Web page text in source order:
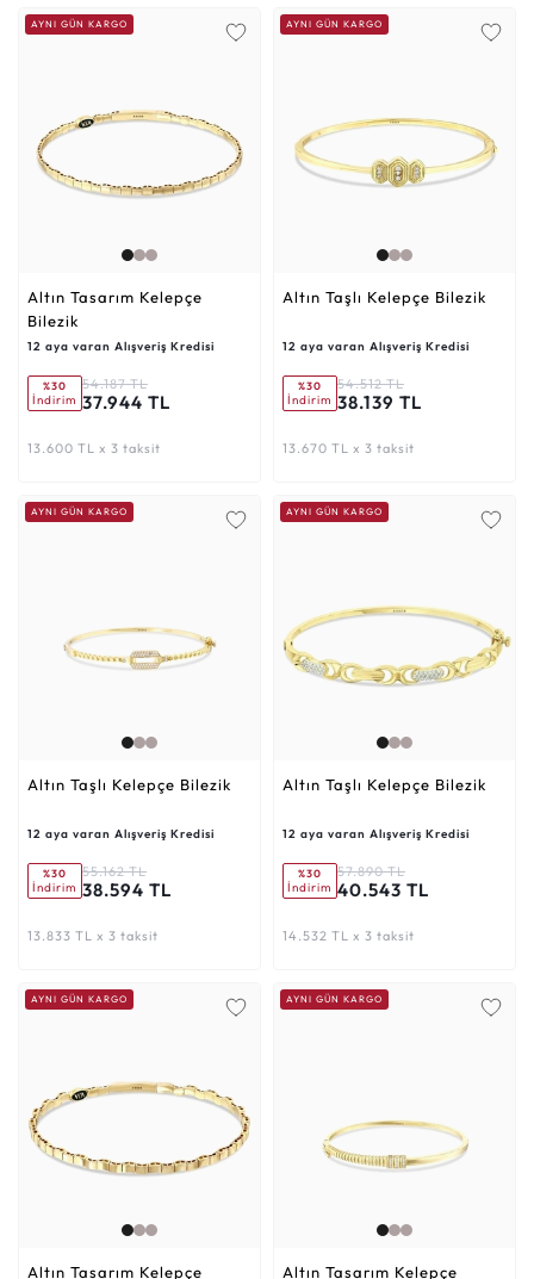
AYNI GÜN KARGO
Altın Tasarım Kelepçe
Bilezik
12 aya varan Alışveriş Kredisi
%30
İndirim
54.187 TL
37.944 TL
13.600 TL x 3 taksit
AYNI GÜN KARGO
Altın Taşlı Kelepçe Bilezik
12 aya varan Alışveriş Kredisi
%30
İndirim
54.512 TL
38.139 TL
13.670 TL x 3 taksit
AYNI GÜN KARGO
Altın Taşlı Kelepçe Bilezik
12 aya varan Alışveriş Kredisi
%30
İndirim
55.162 TL
38.594 TL
13.833 TL x 3 taksit
AYNI GÜN KARGO
Altın Taşlı Kelepçe Bilezik
12 aya varan Alışveriş Kredisi
%30
İndirim
57.890 TL
40.543 TL
14.532 TL x 3 taksit
AYNI GÜN KARGO
Altın Tasarım Kelepçe
AYNI GÜN KARGO
Altın Tasarım Kelepçe